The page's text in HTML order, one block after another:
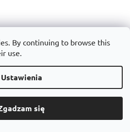
By continuing to browse this
use.
Ustawienia
się
Extra Hemp Protein